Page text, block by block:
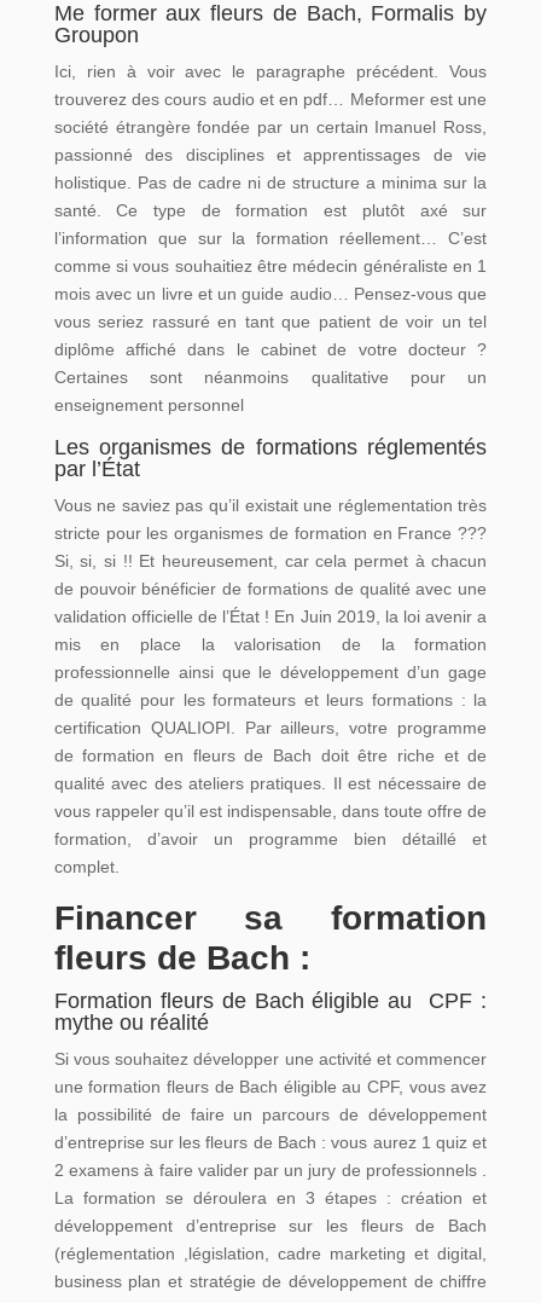
Me former aux fleurs de Bach, Formalis by
Groupon
Ici, rien à voir avec le paragraphe précédent. Vous
trouverez des cours audio et en pdf… Meformer est une
société étrangère fondée par un certain Imanuel Ross,
passionné des disciplines et apprentissages de vie
holistique. Pas de cadre ni de structure a minima sur la
santé. Ce type de formation est plutôt axé sur
l’information que sur la formation réellement… C’est
comme si vous souhaitiez être médecin généraliste en 1
mois avec un livre et un guide audio… Pensez-vous que
vous seriez rassuré en tant que patient de voir un tel
diplôme affiché dans le cabinet de votre docteur ?
Certaines sont néanmoins qualitative pour un
enseignement personnel
Les organismes de formations réglementés
par l’État
Vous ne saviez pas qu’il existait une réglementation très
stricte pour les organismes de formation en France ???
Si, si, si !! Et heureusement, car cela permet à chacun
de pouvoir bénéficier de formations de qualité avec une
validation officielle de l’État ! En Juin 2019, la loi avenir a
mis en place la valorisation de la formation
professionnelle ainsi que le développement d’un gage
de qualité pour les formateurs et leurs formations : la
certification QUALIOPI. Par ailleurs, votre programme
de formation en fleurs de Bach doit être riche et de
qualité avec des ateliers pratiques. Il est nécessaire de
vous rappeler qu’il est indispensable, dans toute offre de
formation, d’avoir un programme bien détaillé et
complet.
Financer sa formation
fleurs de Bach :
Formation fleurs de Bach éligible au CPF :
mythe ou réalité
Si vous souhaitez développer une activité et commencer
une formation fleurs de Bach éligible au CPF, vous avez
la possibilité de faire un parcours de développement
d’entreprise sur les fleurs de Bach : vous aurez 1 quiz et
2 examens à faire valider par un jury de professionnels .
La formation se déroulera en 3 étapes : création et
développement d’entreprise sur les fleurs de Bach
(réglementation ,législation, cadre marketing et digital,
business plan et stratégie de développement de chiffre